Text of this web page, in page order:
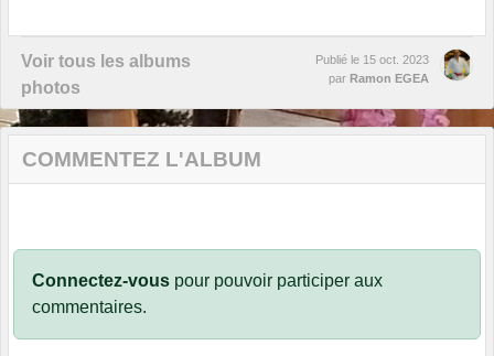
Voir tous les albums
photos
Publié le 15 oct. 2023
par Ramon EGEA
COMMENTEZ L'ALBUM
Connectez-vous pour pouvoir participer aux
commentaires.